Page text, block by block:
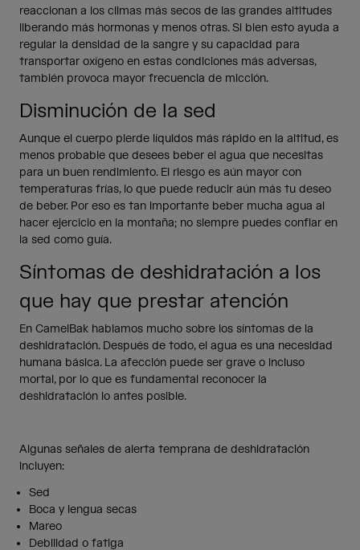
reaccionan a los climas más secos de las grandes altitudes
liberando más hormonas y menos otras. Si bien esto ayuda a
regular la densidad de la sangre y su capacidad para
transportar oxígeno en estas condiciones más adversas,
también provoca mayor frecuencia de micción.
Disminución de la sed
Aunque el cuerpo pierde líquidos más rápido en la altitud, es
menos probable que desees beber el agua que necesitas
para un buen rendimiento. El riesgo es aún mayor con
temperaturas frías, lo que puede reducir aún más tu deseo
de beber. Por eso es tan importante beber mucha agua al
hacer ejercicio en la montaña; no siempre puedes confiar en
la sed como guía.
Síntomas de deshidratación a los
que hay que prestar atención
En CamelBak hablamos mucho sobre los síntomas de la
deshidratación. Después de todo, el agua es una necesidad
humana básica. La afección puede ser grave o incluso
mortal, por lo que es fundamental reconocer la
deshidratación lo antes posible.
Algunas señales de alerta temprana de deshidratación
incluyen:
Sed
Boca y lengua secas
Mareo
Debilidad o fatiga